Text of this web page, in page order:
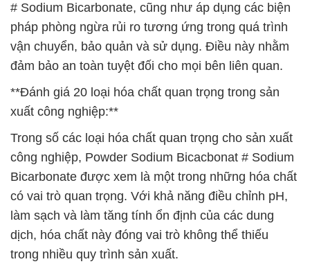
# Sodium Bicarbonate, cũng như áp dụng các biện
pháp phòng ngừa rủi ro tương ứng trong quá trình
vận chuyển, bảo quản và sử dụng. Điều này nhằm
đảm bảo an toàn tuyệt đối cho mọi bên liên quan.
**Đánh giá 20 loại hóa chất quan trọng trong sản
xuất công nghiệp:**
Trong số các loại hóa chất quan trọng cho sản xuất
công nghiệp, Powder Sodium Bicacbonat # Sodium
Bicarbonate được xem là một trong những hóa chất
có vai trò quan trọng. Với khả năng điều chỉnh pH,
làm sạch và làm tăng tính ổn định của các dung
dịch, hóa chất này đóng vai trò không thể thiếu
trong nhiều quy trình sản xuất.